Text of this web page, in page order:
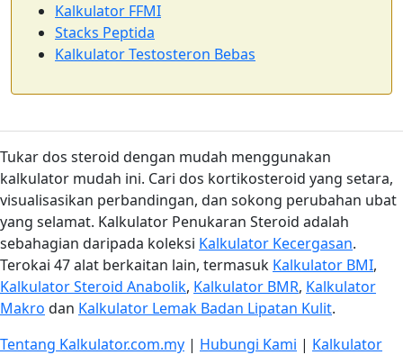
Kalkulator FFMI
Stacks Peptida
Kalkulator Testosteron Bebas
Tukar dos steroid dengan mudah menggunakan
kalkulator mudah ini. Cari dos kortikosteroid yang setara,
visualisasikan perbandingan, dan sokong perubahan ubat
yang selamat. Kalkulator Penukaran Steroid adalah
sebahagian daripada koleksi Kalkulator Kecergasan.
Terokai 47 alat berkaitan lain, termasuk Kalkulator BMI,
Kalkulator Steroid Anabolik, Kalkulator BMR, Kalkulator
Makro dan Kalkulator Lemak Badan Lipatan Kulit.
Tentang Kalkulator.com.my | Hubungi Kami | Kalkulator